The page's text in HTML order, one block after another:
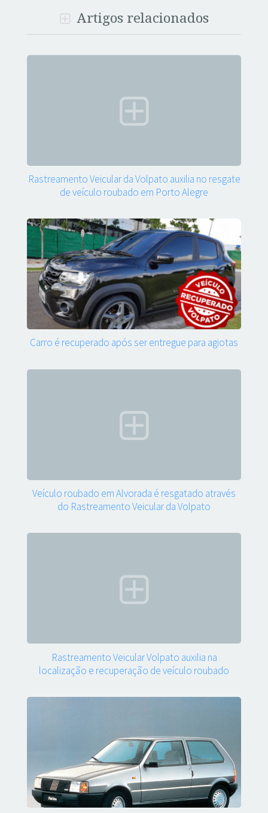
Artigos relacionados
Rastreamento Veicular da Volpato auxilia no resgate
de veículo roubado em Porto Alegre
Carro é recuperado após ser entregue para agiotas
Veículo roubado em Alvorada é resgatado através
do Rastreamento Veicular da Volpato
Rastreamento Veicular Volpato auxilia na
localização e recuperação de veículo roubado